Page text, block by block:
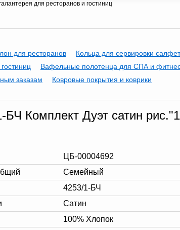
для ресторанов и гостиниц
для ресторанов
Кольца для сервировки
Вафельные полотенца для СПА и
заказам Ковровые покрытия и коврики
БЧ Комплект Дуэт сатин
ЦБ-00004692
Семейный
4253/1-БЧ
Сатин
100% Хлопок